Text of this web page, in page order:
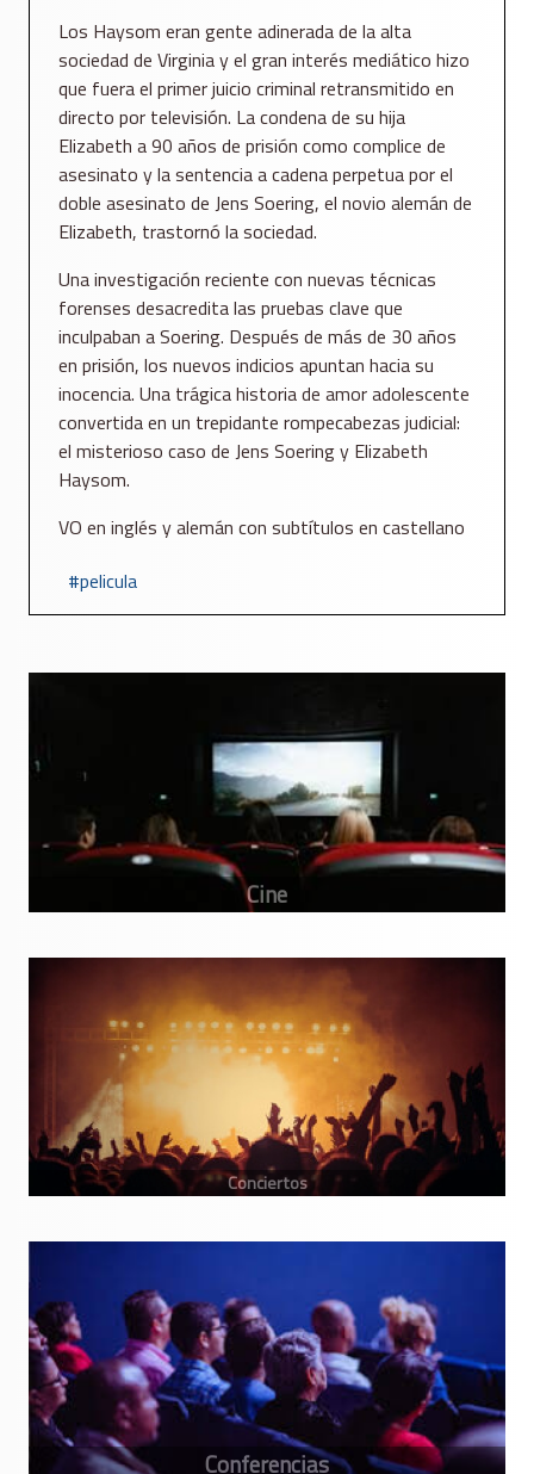
Los Haysom eran gente adinerada de la alta
sociedad de Virginia y el gran interés mediático hizo
que fuera el primer juicio criminal retransmitido en
directo por televisión. La condena de su hija
Elizabeth a 90 años de prisión como complice de
asesinato y la sentencia a cadena perpetua por el
doble asesinato de Jens Soering, el novio alemán de
Elizabeth, trastornó la sociedad.
Una investigación reciente con nuevas técnicas
forenses desacredita las pruebas clave que
inculpaban a Soering. Después de más de 30 años
en prisión, los nuevos indicios apuntan hacia su
inocencia. Una trágica historia de amor adolescente
convertida en un trepidante rompecabezas judicial:
el misterioso caso de Jens Soering y Elizabeth
Haysom.
VO en inglés y alemán con subtítulos en castellano
pelicula